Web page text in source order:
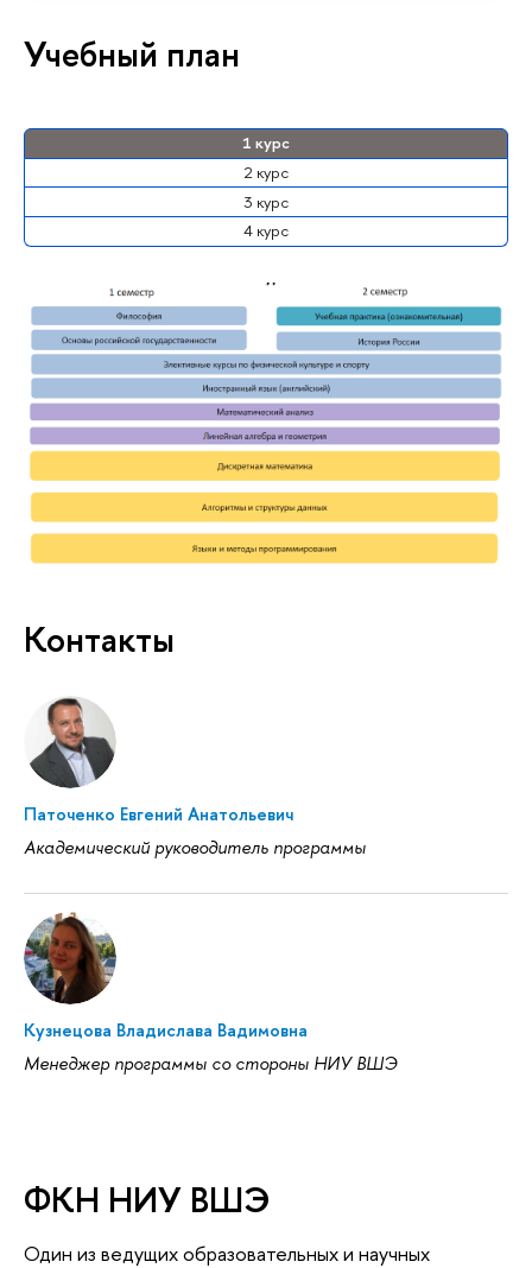
Учебный план
1 курс
2 курс
3 курс
4 курс
Контакты
Паточенко Евгений Анатольевич
Академический руководитель программы
Кузнецова Владислава Вадимовна
Менеджер программы со стороны НИУ ВШЭ
ФКН НИУ ВШЭ
Один из ведущих образовательных и научных